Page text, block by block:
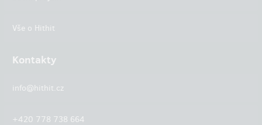
Vše o Hithit
Kontakty
info@hithit.cz
+420 778 738 664